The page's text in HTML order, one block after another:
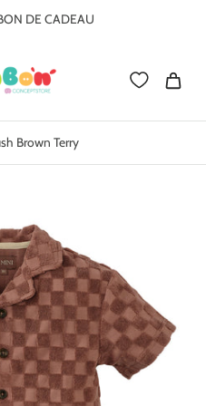
DE CADEAU
Brown Terry